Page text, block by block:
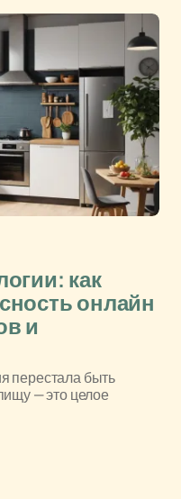
как
онлайн
и
перестала быть
— это целое